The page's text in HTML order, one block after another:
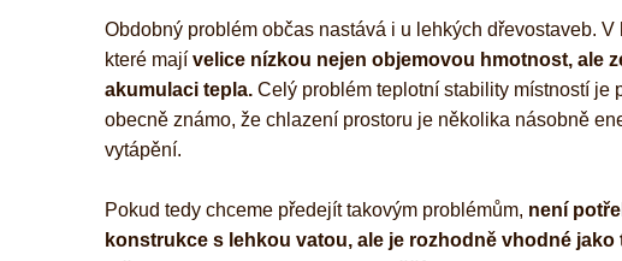
Obdobný problém občas nastává i u lehkých dřevostaveb.
které mají velice nízkou nejen objemovou hmotnost, ale
akumulaci tepla. Celý problém teplotní stability místností je
obecně známo, že chlazení prostoru je několika násobně
vytápění.
Pokud tedy chceme předejít takovým problémům, není
konstrukce s lehkou vatou, ale je rozhodně vhodné